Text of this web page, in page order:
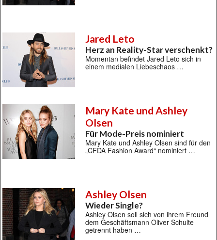
Jared Leto
Herz an Reality-Star verschenkt?
Momentan befindet Jared Leto sich in
einem medialen Liebeschaos …
Mary Kate und Ashley
Olsen
Für Mode-Preis nominiert
Mary Kate und Ashley Olsen sind für den
„CFDA Fashion Award“ nominiert …
Ashley Olsen
Wieder Single?
Ashley Olsen soll sich von ihrem Freund
dem Geschäftsmann Oliver Schulte
getrennt haben …